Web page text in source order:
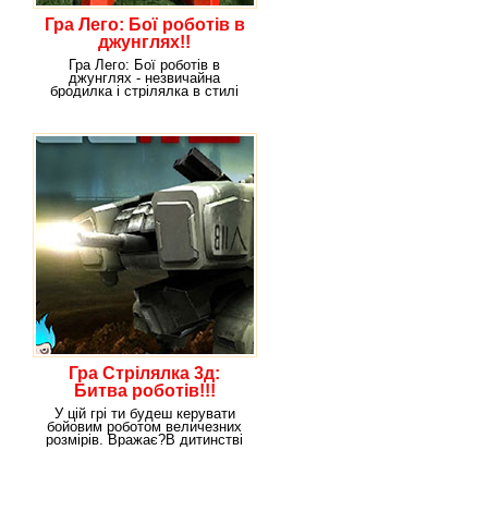
Гра Лего: Бої роботів в
джунглях!!
Гра Лего: Бої роботів в
джунглях - незвичайна
бродилка і стрілялка в стилі
Гра Стрілялка 3д:
Битва роботів!!!
У цій грі ти будеш керувати
бойовим роботом величезних
розмірів. Вражає?В дитинстві